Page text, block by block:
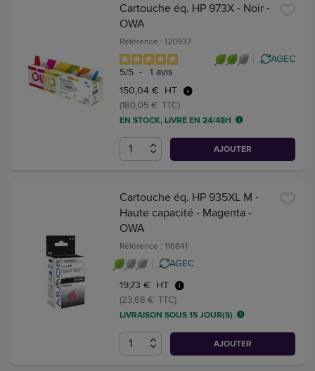
Cartouche éq. HP 973X - Noir -
OWA
Référence : 120937
5/5 - 1 avis
AGEC
150,04 € HT
(180,05 € TTC)
EN STOCK, LIVRÉ EN 24/48H
AJOUTER
Cartouche éq. HP 935XL M -
Haute capacité - Magenta -
OWA
Référence : 116841
AGEC
19,73 € HT
(23,68 € TTC)
LIVRAISON SOUS 15 JOUR(S)
AJOUTER